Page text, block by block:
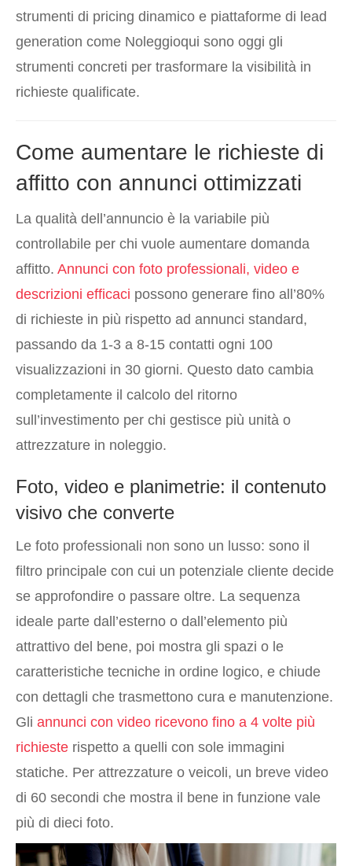
strumenti di pricing dinamico e piattaforme di lead
generation come Noleggioqui sono oggi gli
strumenti concreti per trasformare la visibilità in
richieste qualificate.
Come aumentare le richieste di
affitto con annunci ottimizzati
La qualità dell’annuncio è la variabile più
controllabile per chi vuole aumentare domanda
affitto. Annunci con foto professionali, video e
descrizioni efficaci possono generare fino all’80%
di richieste in più rispetto ad annunci standard,
passando da 1-3 a 8-15 contatti ogni 100
visualizzazioni in 30 giorni. Questo dato cambia
completamente il calcolo del ritorno
sull’investimento per chi gestisce più unità o
attrezzature in noleggio.
Foto, video e planimetrie: il contenuto
visivo che converte
Le foto professionali non sono un lusso: sono il
filtro principale con cui un potenziale cliente decide
se approfondire o passare oltre. La sequenza
ideale parte dall’esterno o dall’elemento più
attrattivo del bene, poi mostra gli spazi o le
caratteristiche tecniche in ordine logico, e chiude
con dettagli che trasmettono cura e manutenzione.
Gli annunci con video ricevono fino a 4 volte più
richieste rispetto a quelli con sole immagini
statiche. Per attrezzature o veicoli, un breve video
di 60 secondi che mostra il bene in funzione vale
più di dieci foto.